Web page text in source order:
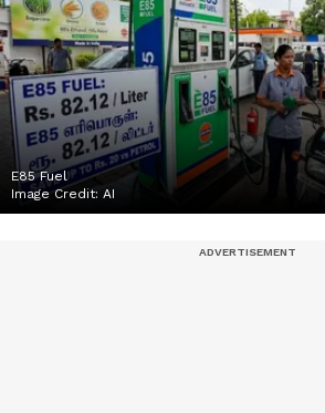
E85 Fuel
Image Credit: AI